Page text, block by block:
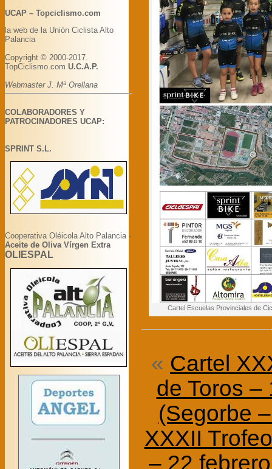
UCAP – Topciclismo.com
la web de la Unión Ciclista Alto
Palancia
Copyright © 2000-2017.
TopCiclismo.com U.C.A.P.
Webmaster J. Mª Orellana
COLABORADORES Y
PATROCINADORES UCAP:
SPRINT S.L.
Cooperativa Oléicola Alto Palancia -
Aceite de Oliva Vírgen Extra
OLIESPAL
Cartel Escuelas Provinciales de
« Cartel
de Toros –
(Segorbe
XXXII
– 22